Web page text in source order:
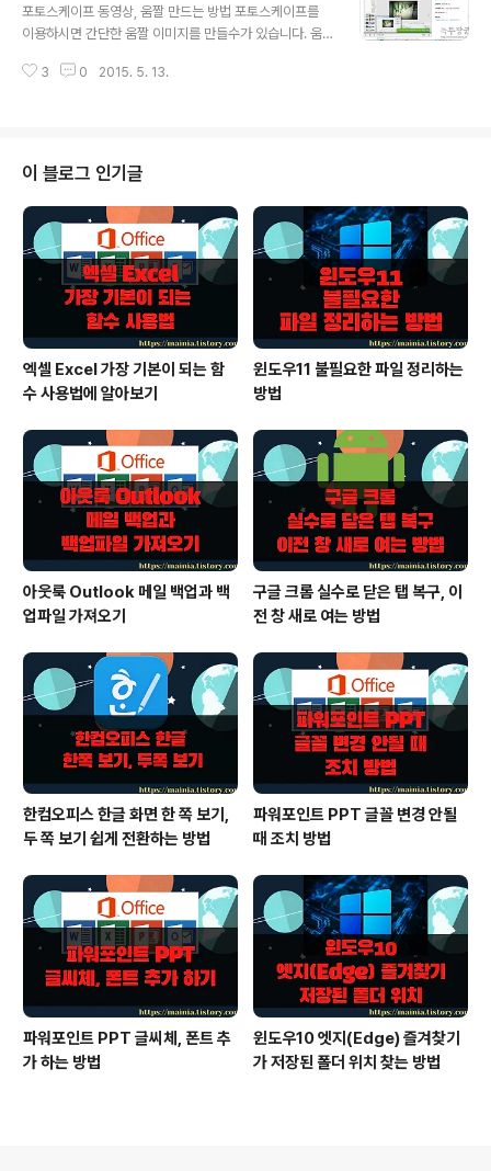
r.com/software/summary.nhn?softwareId=MFS_
116439 ▼ 프로그램을 다운로드 한후 설치합니다. 말풍
중 [사진편집]을 선택합니다. ▼ 사진편집 화면 왼쪽상단
포토스케이프 동영상, 움짤 만드는 방법 포토스케이프를
이용하시면 간단한 움짤 이미지를 만들수가 있습니다. 움
비트맵이나 jpg 로 되지 않습니다. GIF 확장자로 저장해야
하시면 됩니다. 개인 및 기업등 모두 무료입니다. http://s
oftware.naver.com/software/summary.nhn?soft
wareId=MFS_116439 ▼ 설치후 프로그램을 띄우시면
메인화면에 메뉴와 상단에 탭을 볼수 있습니다. 메뉴와 탭
중 [GIF 애니메이션] 을 클릭해서 해당 화면으로 이동합니
다. ▼ 애..
3 0 2015. 5. 13.
이 블로그 인기글
엑셀 Excel 가장 기본이 되는 함
수 사용법에 알아보기
윈도우11 불필요한 파일 정리하는
방법
아웃룩 Outlook 메일 백업과 백
업파일 가져오기
구글 크롬 실수로 닫은 탭 복구, 이
전 창 새로 여는 방법
한컴오피스 한글 화면 한 쪽 보기,
두 쪽 보기 쉽게 전환하는 방법
파워포인트 PPT 글꼴 변경 안될
때 조치 방법
파워포인트 PPT 글씨체, 폰트 추
가 하는 방법
윈도우10 엣지(Edge) 즐겨찾기
가 저장된 폴더 위치 찾는 방법